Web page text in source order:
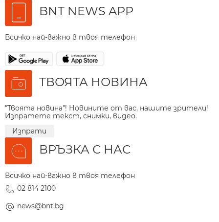
BNT NEWS APP
Всичко най-важно в твоя телефон
ТВОЯТА НОВИНА
"Твоята новина"! Новините от вас, нашите зрители!
Изпратете текст, снимки, видео.
Изпрати
ВРЪЗКА С НАС
Всичко най-важно в твоя телефон
02 814 2100
news@bnt.bg